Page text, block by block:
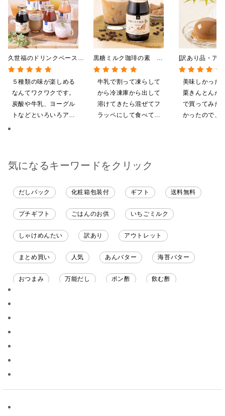
黒糖ミルク珈琲の素
275ml （ドリンクベース／
希釈タイプ）
牛乳で割って凍らして
から冷凍庫から出して
溶けてきたら混ぜてフ
ラッペにして食べてい
[訳あり品・ア
[賞味期限2026
日]絹ごしなめ
んとんゼリー
限定】
美味しかった
栗きんとんが
で買ってみた
かったので、
久世福のドリンクベース
全5種飲み比べまとめ買
い 5本入（ドリンクベー
ス／希釈タイプ）
５種類の味が楽しめる
なんてワクワクです。
炭酸や牛乳、ヨーグル
トなどといろいろアレ
気になるキーワードをクリック
だしパック 化粧箱包装付 ギフト 送料無料
プチギフト ごはんのお供 いちごミルク
しゃけめんたい 訳あり アウトレット
まとめ買い 人気 あんバター 海苔バター
おつまみ 万能だし ポン酢 飲む酢